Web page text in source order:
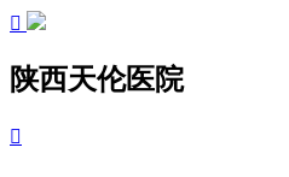

陕西天伦医院
